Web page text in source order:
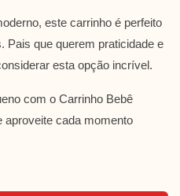
este carrinho é perfeito
Pais que querem praticidade e
esta opção incrível.
com o Carrinho Bebê
aproveite cada momento